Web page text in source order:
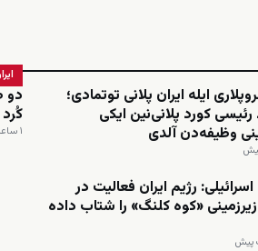
ایله ایران پلانی توتمادی؛
کورد پلانی‌نین ایکی
وظیفه‌دن آلدی
دو
۱ ساعت پیش
رژیم ایران فعالیت در
«کوه کلنگ» را شتاب داده